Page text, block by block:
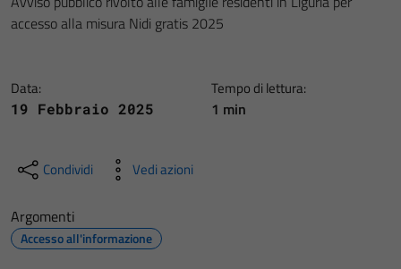
accesso alla misura Nidi gratis 2025
Data:
19 Febbraio 2025
Tempo di lettura:
1 min
Condividi Vedi azioni
Argomenti
Accesso all'informazione